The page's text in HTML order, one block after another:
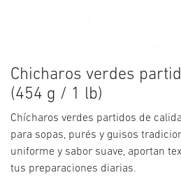
Chicharos verdes
(454 g / 1 lb)
Chícharos verdes partidos de
para sopas, purés y guisos
uniforme y sabor suave, aportan
tus preparaciones diarias.